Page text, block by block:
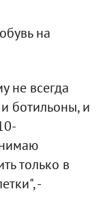
на
не всегда
ботильоны, и
только в
-